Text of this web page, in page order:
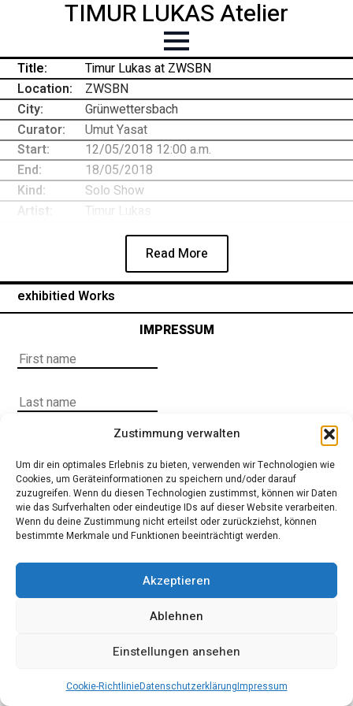
Zustimmung verwalten
Um dir ein optimales Erlebnis zu bieten, verwenden wir Technologien wie
Cookies, um Geräteinformationen zu speichern und/oder darauf
zuzugreifen. Wenn du diesen Technologien zustimmst, können wir Daten
wie das Surfverhalten oder eindeutige IDs auf dieser Website verarbeiten.
Wenn du deine Zustimmung nicht erteilst oder zurückziehst, können
bestimmte Merkmale und Funktionen beeinträchtigt werden.
Akzeptieren
Ablehnen
Einstellungen ansehen
Cookie-RichtlinieDatenschutzerklärungImpressum
TIMUR LUKAS Atelier
Title:
Timur Lukas at ZWSBN
Location:
ZWSBN
City:
Grünwettersbach
Curator:
Umut Yasat
Start:
12/05/2018 12:00 a.m.
End:
18/05/2018
Kind:
Solo Show
Artist:
Timur Lukas
Read More
exhibitied Works
IMPRESSUM